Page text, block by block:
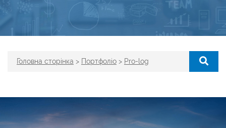
Головна сторінка > Портфоліо > Pro-log